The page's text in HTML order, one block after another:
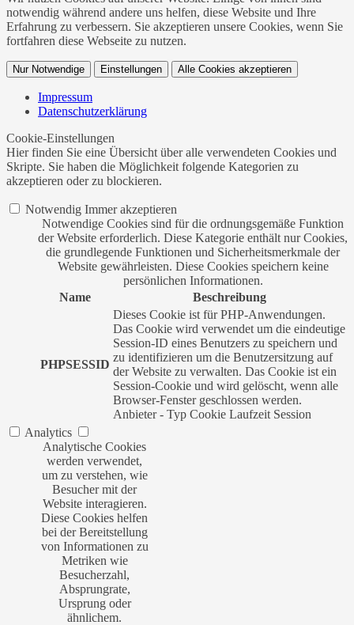
notwendig während andere uns helfen, diese Website und Ihre
Erfahrung zu verbessern. Sie akzeptieren unsere Cookies, wenn Sie
fortfahren diese Webseite zu nutzen.
Nur Notwendige Einstellungen Alle Cookies akzeptieren
Impressum
Datenschutzerklärung
Cookie-Einstellungen
Hier finden Sie eine Übersicht über alle verwendeten Cookies und
Skripte. Sie haben die Möglichkeit folgende Kategorien zu
akzeptieren oder zu blockieren.
Notwendig Immer akzeptieren
Notwendige Cookies sind für die ordnungsgemäße Funktion
der Website erforderlich. Diese Kategorie enthält nur Cookies,
die grundlegende Funktionen und Sicherheitsmerkmale der
Website gewährleisten. Diese Cookies speichern keine
persönlichen Informationen.
Name
Beschreibung
PHPSESSID
Dieses Cookie ist für PHP-Anwendungen.
Das Cookie wird verwendet um die eindeutige
Session-ID eines Benutzers zu speichern und
zu identifizieren um die Benutzersitzung auf
der Website zu verwalten. Das Cookie ist ein
Session-Cookie und wird gelöscht, wenn alle
Browser-Fenster geschlossen werden.
Anbieter - Typ Cookie Laufzeit Session
Analytics
Analytische Cookies
werden verwendet,
um zu verstehen, wie
Besucher mit der
Website interagieren.
Diese Cookies helfen
bei der Bereitstellung
von Informationen zu
Metriken wie
Besucherzahl,
Absprungrate,
Ursprung oder
ähnlichem.